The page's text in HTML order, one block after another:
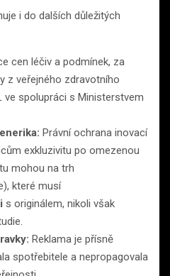
i do dalších důležitých
cen léčiv a podmínek, za
z veřejného zdravotního
ve spolupráci s Ministerstvem
Právní ochrana inovací
exkluzivitu po omezenou
mohou na trh
které musí
s originálem, nikoli však
Reklama je přísně
spotřebitele a nepropagovala